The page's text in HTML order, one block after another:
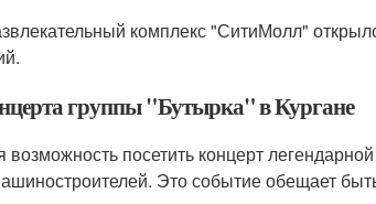
комплекс "СитиМолл"
группы "Бутырка" в Кургане
возможность посетить концерт
Это событие обещает